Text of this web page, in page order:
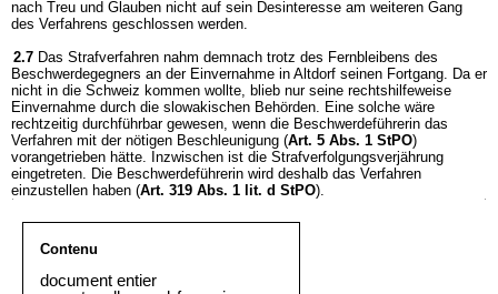
nach Treu und Glauben nicht auf sein Desinteresse am weiteren Gang
des Verfahrens geschlossen werden.
2.7 Das Strafverfahren nahm demnach trotz des Fernbleibens des
Beschwerdegegners an der Einvernahme in Altdorf seinen Fortgang. Da er
nicht in die Schweiz kommen wollte, blieb nur seine rechtshilfeweise
Einvernahme durch die slowakischen Behörden. Eine solche wäre
rechtzeitig durchführbar gewesen, wenn die Beschwerdeführerin das
Verfahren mit der nötigen Beschleunigung (Art. 5 Abs. 1 StPO)
vorangetrieben hätte. Inzwischen ist die Strafverfolgungsverjährung
eingetreten. Die Beschwerdeführerin wird deshalb das Verfahren
einzustellen haben (Art. 319 Abs. 1 lit. d StPO).
Contenu
document entier